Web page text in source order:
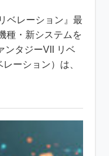
ベレーション』最
種・新システムを
ンタジーVII リベ
ーション）は、